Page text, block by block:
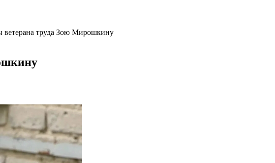
труда Зою Мирошкину